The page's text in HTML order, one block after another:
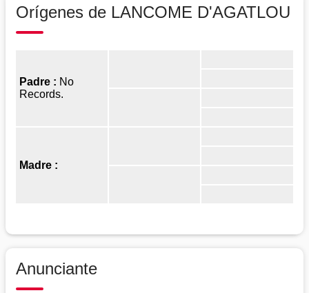
Orígenes de LANCOME D'AGATLOU
Padre : No
Records.
Madre :
Anunciante